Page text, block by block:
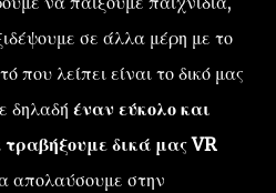
σε άλλα μέρη με το
λείπει είναι το δικό μας
δηλαδή έναν εύκολο και
δικά μας VR
απολαύσουμε στην